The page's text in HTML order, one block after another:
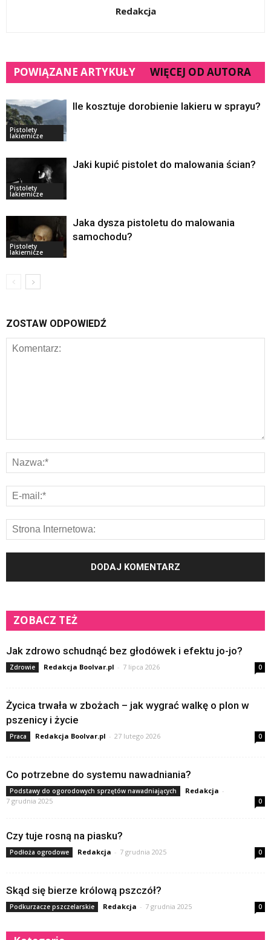
Redakcja
POWIĄZANE ARTYKUŁY WIĘCEJ OD AUTORA
Pistolety
lakiernicze
Ile kosztuje dorobienie lakieru w sprayu?
Pistolety
lakiernicze
Jaki kupić pistolet do malowania ścian?
Pistolety
lakiernicze
Jaka dysza pistoletu do malowania
samochodu?
ZOSTAW ODPOWIEDŹ
ZOBACZ TEŻ
Jak zdrowo schudnąć bez głodówek i efektu jo-jo?
Zdrowie Redakcja Boolvar.pl - 7 lipca 2026 0
Życica trwała w zbożach – jak wygrać walkę o plon w
pszenicy i życie
Praca Redakcja Boolvar.pl - 27 lutego 2026 0
Co potrzebne do systemu nawadniania?
Podstawy do ogorodowych sprzętów nawadniających Redakcja -
7 grudnia 2025
0
Czy tuje rosną na piasku?
Podłoża ogrodowe Redakcja - 7 grudnia 2025 0
Skąd się bierze królową pszczół?
Podkurzacze pszczelarskie Redakcja - 7 grudnia 2025 0